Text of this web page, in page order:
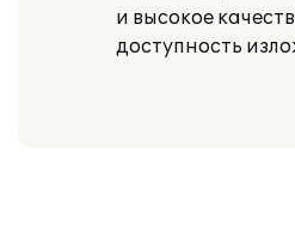
и высокое
доступность